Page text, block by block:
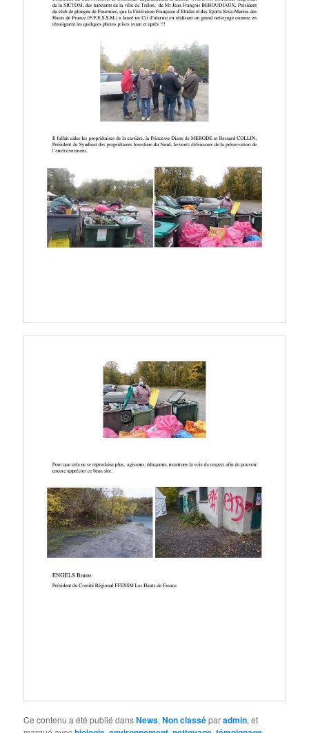
Ce contenu a été publié dansNews,Non classéparadmin, et